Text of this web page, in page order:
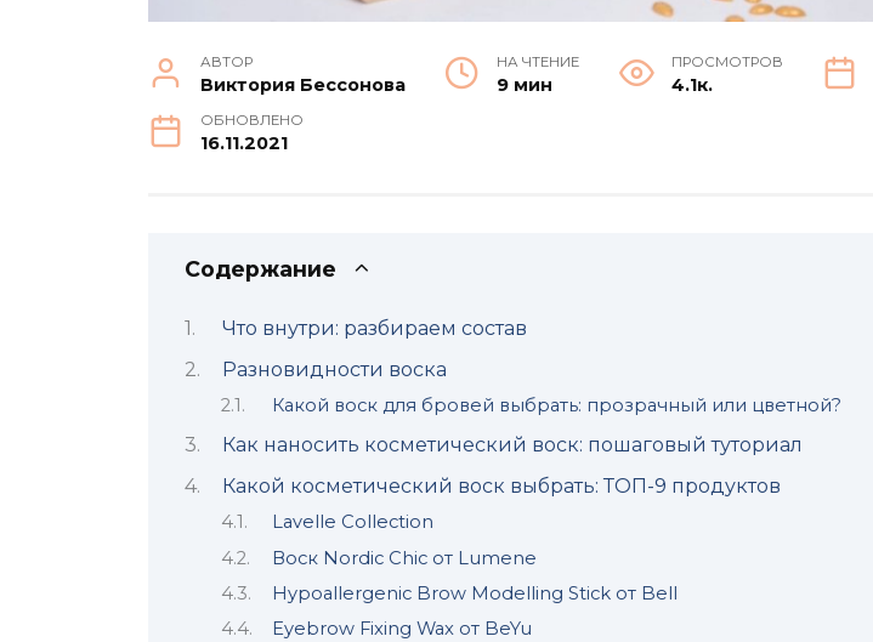
АВТОР
Виктория Бессонова
НА ЧТЕНИЕ
9 мин
ПРОСМОТРОВ
4.1к.
ОБНОВЛЕНО
16.11.2021
Содержание
Что внутри: разбираем состав
Разновидности воска
Какой воск для бровей выбрать: прозрачный или цветной?
Как наносить косметический воск: пошаговый туториал
Какой косметический воск выбрать: ТОП-9 продуктов
Lavelle Collection
Воск Nordic Chic от Lumene
Hypoallergenic Brow Modelling Stick от Bell
Eyebrow Fixing Wax от BeYu